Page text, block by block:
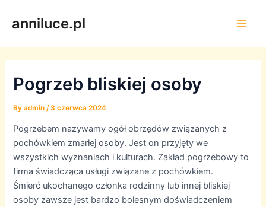
anniluce.pl
Pogrzeb bliskiej osoby
Byadmin /3 czerwca 2024
Pogrzebem nazywamy ogół obrzędów związanych z
pochówkiem zmarłej osoby. Jest on przyjęty we
wszystkich wyznaniach i kulturach. Zakład pogrzebowy to
firma świadcząca usługi związane z pochówkiem.
Śmierć ukochanego członka rodzinny lub innej bliskiej
osoby zawsze jest bardzo bolesnym doświadczeniem